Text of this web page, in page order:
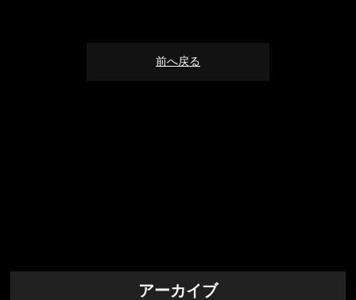
前へ戻る
アーカイブ